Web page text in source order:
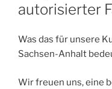
autorisierter
Was das für unsere
Sachsen-Anhalt
Wir freuen uns, eine